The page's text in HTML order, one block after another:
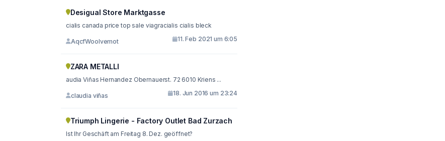
Desigual Store Marktgasse
cialis canada price top sale viagracialis cialis bleck
AqcfWoolvemot 11. Feb 2021 um 6:05
ZARA METALLI
audia Viñas Hernandez Obernauerst. 72 6010 Kriens ...
claudia viñas 18. Jun 2016 um 23:24
Triumph Lingerie - Factory Outlet Bad Zurzach
Ist Ihr Geschäft am Freitag 8. Dez. geöffnet?